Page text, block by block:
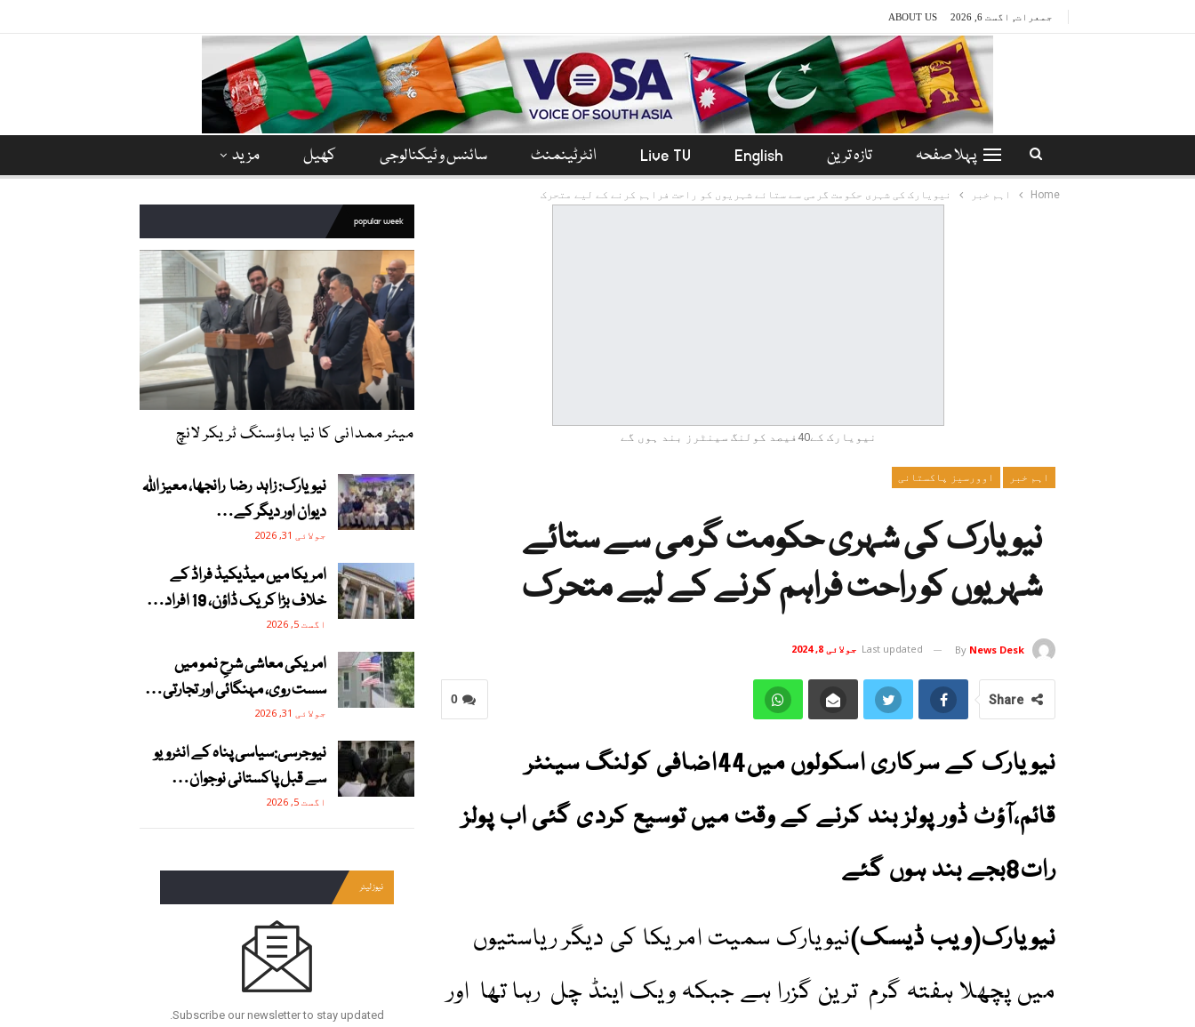
جمعرات, اگست 6, 2026 ABOUT US
پہلا صفحہ تازہ ترین English
Live TV انٹرٹینمنٹ سائنس و ٹیکنالوجی کھیل مزید
Home اہم خبر نیویارک کی شہری حکومت گرمی سے ستائے شہریوں کو راحت فراہم کرنے کے لیے متحرک
نیویارک کے40فیصد کولنگ سینٹرز بند ہوں گے
اہم خبر اوورسیز پاکستانی
نیویارک کی شہری حکومت گرمی سے ستائے
شہریوں کو راحت فراہم کرنے کے لیے متحرک
By News Desk
Last updated جولائی 8, 2024
0 Share
نیویارک کے سرکاری اسکولوں میں44اضافی کولنگ سینٹر
قائم،آؤٹ ڈور پولز بند کرنے کے وقت میں توسیع کردی گئی اب پولز
رات8بجے بند ہوں گئے
نیویارک(ویب ڈیسک)نیویارک سمیت امریکا کی دیگر ریاستیوں
میں پچھلا ہفتہ گرم ترین گزرا ہے جبکہ ویک اینڈ چل رہا تھا اور
popular week
میئر ممدانی کا نیا ہاؤسنگ ٹریکر لانچ
نیویارک: زاہد رضا رانجھا، معیز اللہ
دیوان اور دیگر کے…
جولائی 31, 2026
امریکا میں میڈیکیڈ فراڈ کے
خلاف بڑا کریک ڈاؤن، 19 افراد…
اگست 5, 2026
امریکی معاشی شرحِ نمو میں
سست روی، مہنگائی اور تجارتی…
جولائی 31, 2026
نیوجرسی:سیاسی پناہ کے انٹرویو
سے قبل پاکستانی نوجوان…
اگست 5, 2026
نیوز لیٹر
Subscribe our newsletter to stay updated.